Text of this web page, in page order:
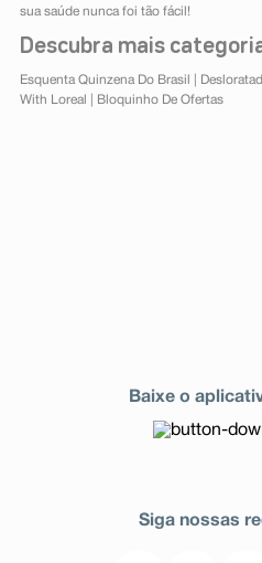
sua saúde nunca foi tão fácil!
Descubra mais
Esquenta Quinzena Do Brasil
With Loreal
Bloquinho De Ofertas
Baixe o
Siga nossas